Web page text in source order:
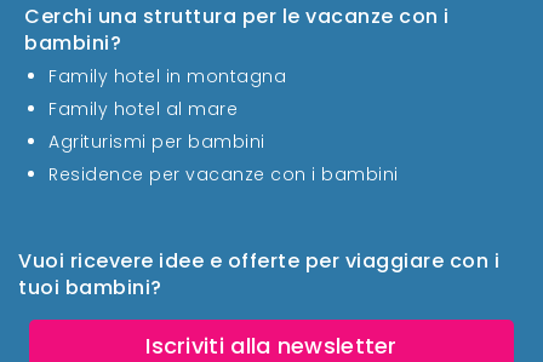
Vuoi ricevere idee e offerte per viaggiare con i
tuoi bambini?
Iscriviti alla newsletter
Cerchi una struttura per le vacanze con i
bambini?
Family hotel in montagna
Family hotel al mare
Agriturismi per bambini
Residence per vacanze con i bambini